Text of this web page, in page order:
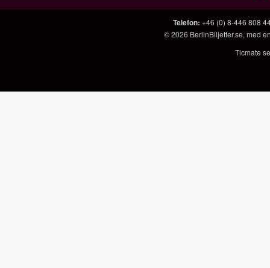
Telefon: +46 (0) 8-446 808
© 2026 BerlinBiljetter.se, med
Ticmate